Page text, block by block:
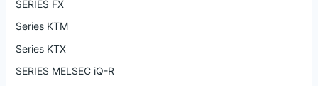
SERIES FX
Series KTM
Series KTX
SERIES MELSEC iQ-R